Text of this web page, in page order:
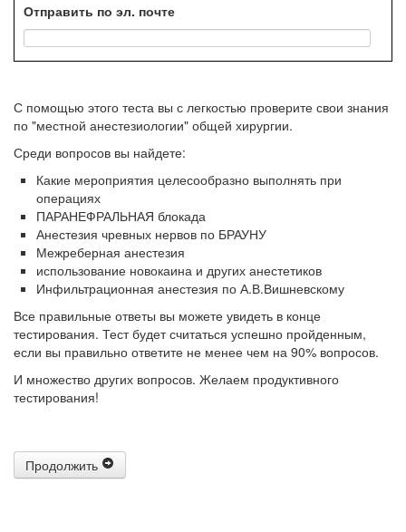
Отправить по эл. почте
С помощью этого теста вы с легкостью проверите свои знания
по "местной анестезиологии" общей хирургии.
Среди вопросов вы найдете:
Какие мероприятия целесообразно выполнять при
операциях
ПАРАНЕФРАЛЬНАЯ блокада
Анестезия чревных нервов по БРАУНУ
Межреберная анестезия
использование новокаина и других анестетиков
Инфильтрационная анестезия по А.В.Вишневскому
Все правильные ответы вы можете увидеть в конце
тестирования. Тест будет считаться успешно пройденным,
если вы правильно ответите не менее чем на 90% вопросов.
И множество других вопросов. Желаем продуктивного
тестирования!
Продолжить